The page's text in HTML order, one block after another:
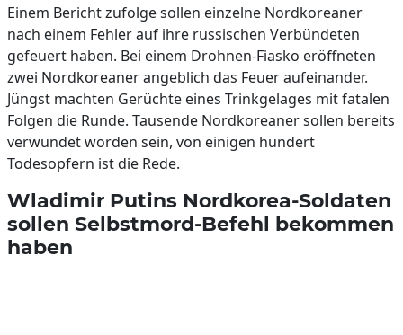
Einem Bericht zufolge sollen einzelne Nordkoreaner
nach einem Fehler auf ihre russischen Verbündeten
gefeuert haben. Bei einem Drohnen-Fiasko eröffneten
zwei Nordkoreaner angeblich das Feuer aufeinander.
Jüngst machten Gerüchte eines Trinkgelages mit fatalen
Folgen die Runde. Tausende Nordkoreaner sollen bereits
verwundet worden sein, von einigen hundert
Todesopfern ist die Rede.
Wladimir Putins Nordkorea-Soldaten
sollen Selbstmord-Befehl bekommen
haben